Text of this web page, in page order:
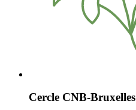
Cercle CNB-Bruxelles